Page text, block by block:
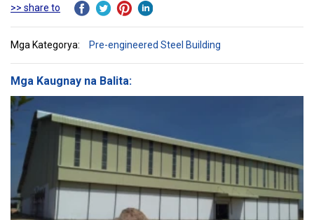
>> share to
Mga Kategorya: Pre-engineered Steel Building
Mga Kaugnay na Balita: